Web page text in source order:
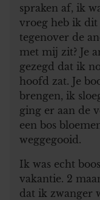
spraken af, ik
vroeg heb ik
tegenover de
met mij zit? Je
gezegd dat ik
hoofd zat. Je
brengen, ik
ging er aan de
een bos
weggegooid.
Ik was echt
vakantie. 2
dat ik zwanger